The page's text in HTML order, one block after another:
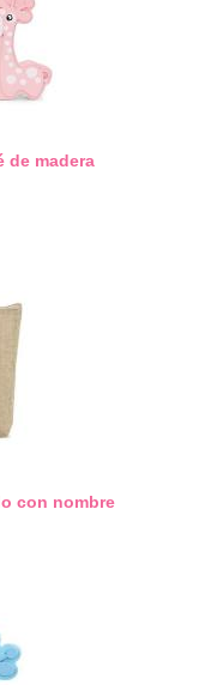
de madera
con nombre